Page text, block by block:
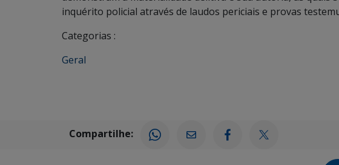
inquérito policial através de laudos periciais e provas
Categorias :
Geral
Compartilhe: